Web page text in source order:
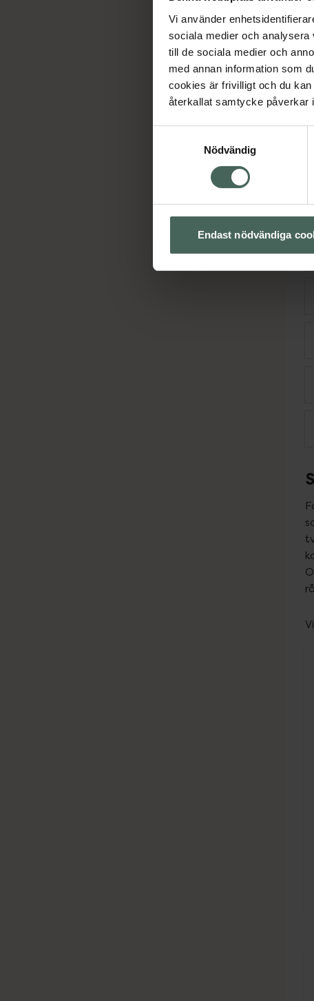
Vi använder
sociala medier och
till de sociala medier och
med annan information som
cookies är frivilligt och du
återkallat samtycke påverkar
Nödvändig
Endast nödvändiga